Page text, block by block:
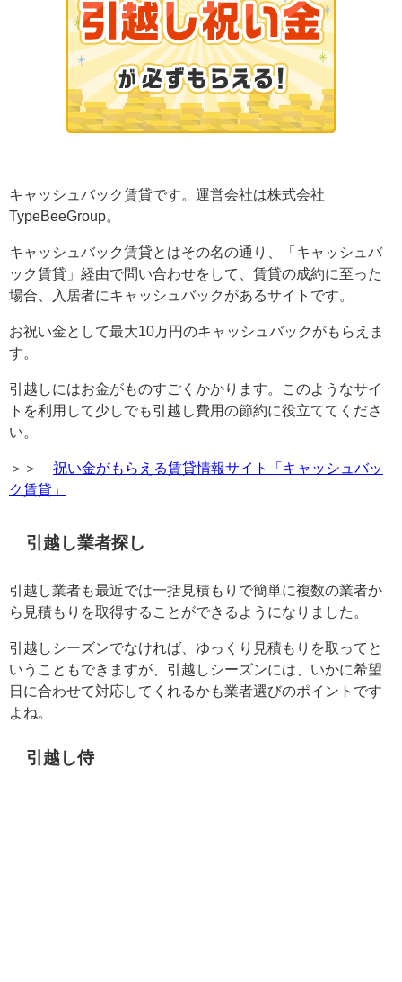
キャッシュバック賃貸です。運営会社は株式会社
TypeBeeGroup。
キャッシュバック賃貸とはその名の通り、「キャッシュバ
ック賃貸」経由で問い合わせをして、賃貸の成約に至った
場合、入居者にキャッシュバックがあるサイトです。
お祝い金として最大10万円のキャッシュバックがもらえま
す。
引越しにはお金がものすごくかかります。このようなサイ
トを利用して少しでも引越し費用の節約に役立ててくださ
い。
＞＞ 祝い金がもらえる賃貸情報サイト「キャッシュバッ
ク賃貸」
引越し業者探し
引越し業者も最近では一括見積もりで簡単に複数の業者か
ら見積もりを取得することができるようになりました。
引越しシーズンでなければ、ゆっくり見積もりを取ってと
いうこともできますが、引越しシーズンには、いかに希望
日に合わせて対応してくれるかも業者選びのポイントです
よね。
引越し侍